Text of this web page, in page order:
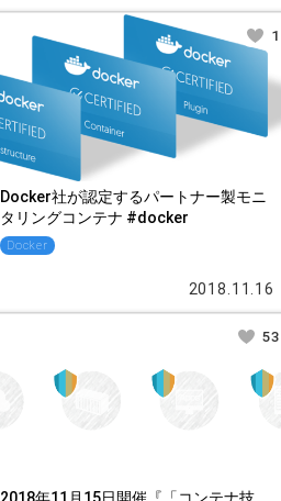
Docker社が認定するパートナー製モニ
タリングコンテナ #docker
Docker
2018.11.16
1
53